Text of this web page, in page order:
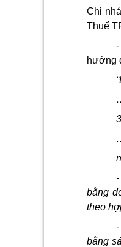
Chi
Thuế
hướng
bằng
theo
bằng